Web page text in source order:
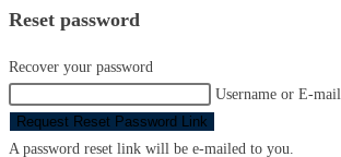
Reset password
Recover your password
Username or E-mail
Request Reset Password Link
A password reset link will be e-mailed to you.